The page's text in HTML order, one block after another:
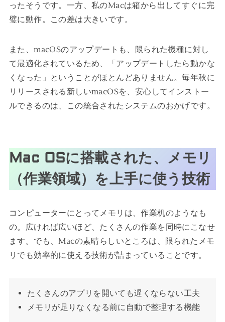
ったそうです。一方、私のMacは箱から出してすぐに完
璧に動作。この差は大きいです。
また、macOSのアップデートも、限られた機種に対し
て最適化されているため、「アップデートしたら動かな
くなった」ということがほとんどありません。毎年秋に
リリースされる新しいmacOSを、安心してインストー
ルできるのは、この統合されたシステムのおかげです。
Mac OSに搭載された、メモリ
（作業領域）を上手に使う技術
コンピューターにとってメモリは、作業机のようなも
の。広ければ広いほど、たくさんの作業を同時にこなせ
ます。でも、Macの素晴らしいところは、限られたメモ
リでも効率的に使える技術が詰まっていることです。
たくさんのアプリを開いても遅くならない工夫
メモリが足りなくなる前に自動で整理する機能